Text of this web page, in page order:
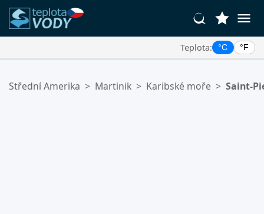
Teplota: °C °F
Váš seznam oblíbených je prázdný.
Střední Amerika > Martinik > Karibské moře > Saint-